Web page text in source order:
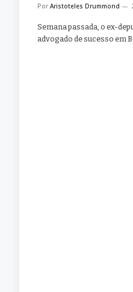
Por Aristoteles Drummond
Semana passada, o ex-
advogado de sucesso em